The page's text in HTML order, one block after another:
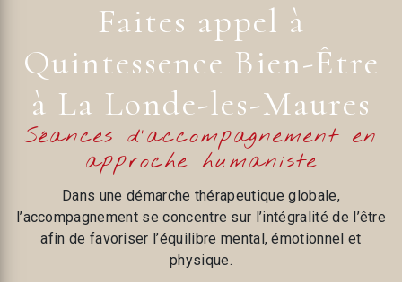
Faites appel à
Quintessence Bien-Être
à La Londe-les-Maures
Séances d’accompagnement en
approche humaniste
Dans une démarche thérapeutique globale,
l’accompagnement se concentre sur l’intégralité de l’être
afin de favoriser l’équilibre mental, émotionnel et
physique.